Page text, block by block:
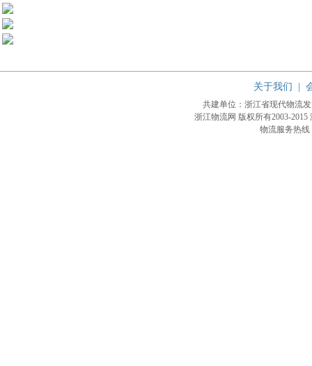
关于我们
共建单位：浙江省现代物流
浙江物流网 版权所有2003-2015
物流服务热线